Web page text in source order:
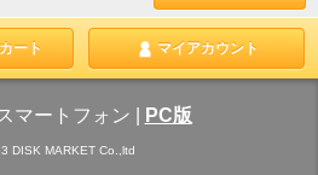
ート マイアカウント
マートフォン PC版
DISK MARKET Co.,ltd